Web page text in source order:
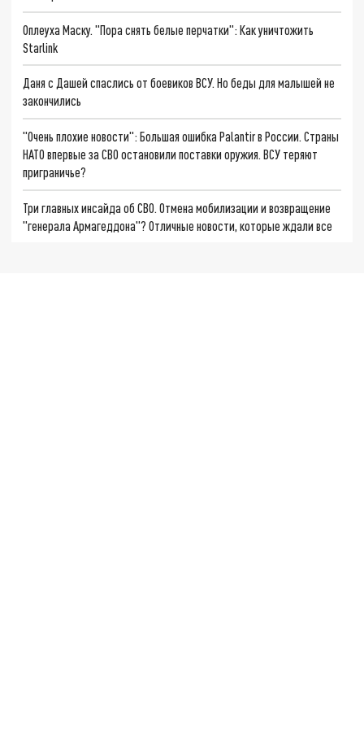
Оплеуха Маску. "Пора снять белые перчатки": Как уничтожить
Starlink
Даня с Дашей спаслись от боевиков ВСУ. Но беды для малышей не
закончились
"Очень плохие новости": Большая ошибка Palantir в России. Страны
НАТО впервые за СВО остановили поставки оружия. ВСУ теряют
приграничье?
Три главных инсайда об СВО. Отмена мобилизации и возвращение
"генерала Армагеддона"? Отличные новости, которые ждали все